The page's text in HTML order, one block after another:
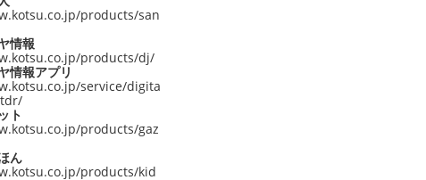
products/san
情報
products/dj/
情報アプリ
service/digita
ト
products/gaz
ん
products/kid